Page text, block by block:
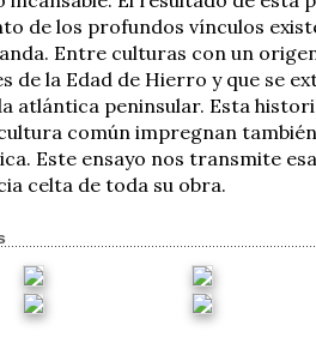
de los profundos vínculos
Entre culturas con un
de la Edad de Hierro y que se
atlántica peninsular. Esta
común impregnan
Este ensayo nos transmite esa
celta de toda su obra.